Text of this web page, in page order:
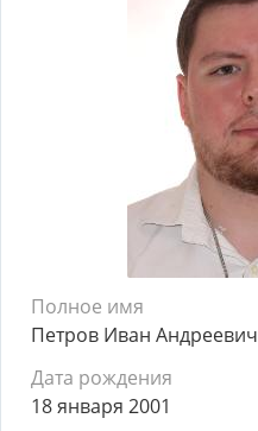
Полное имя
Петров Иван Андреевич
Дата рождения
18 января 2001